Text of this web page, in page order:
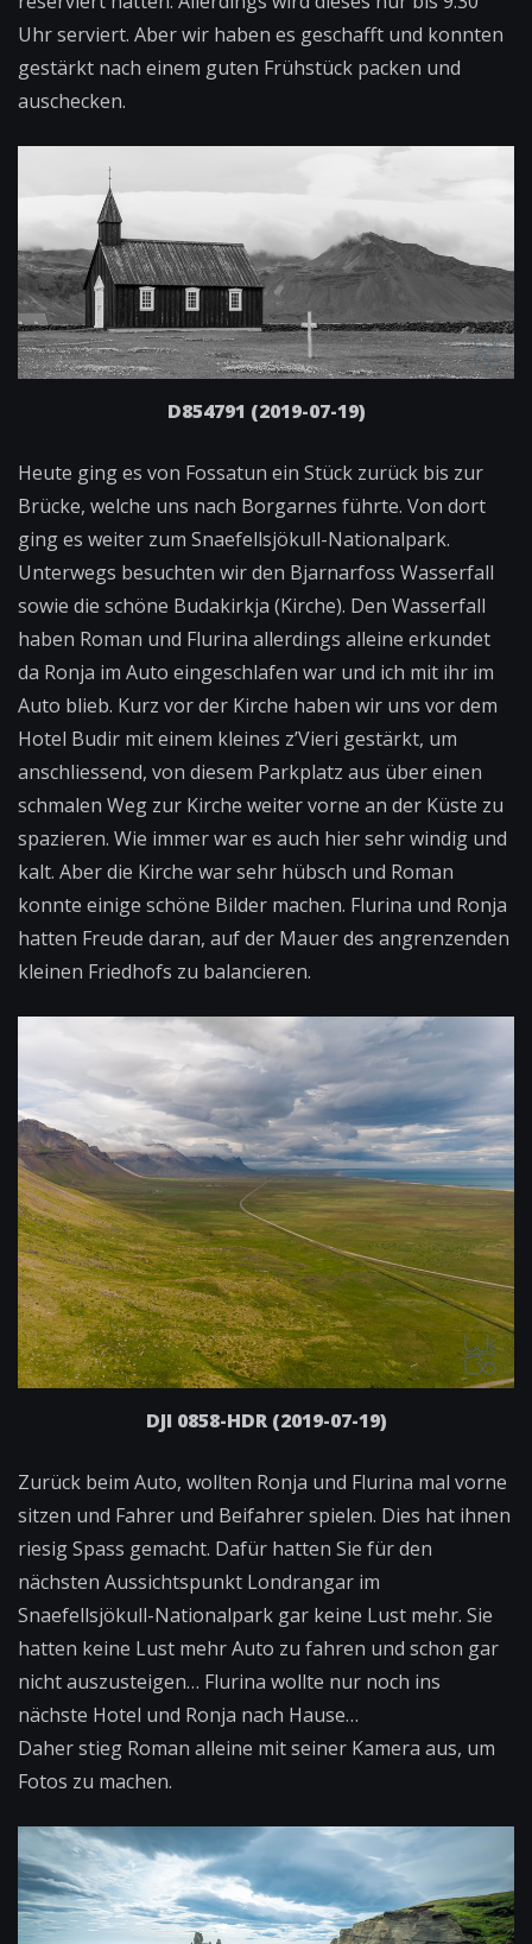
Uhr serviert. Aber wir haben es geschafft und konnten
gestärkt nach einem guten Frühstück packen und
auschecken.
D854791 (2019-07-19)
Heute ging es von Fossatun ein Stück zurück bis zur
Brücke, welche uns nach Borgarnes führte. Von dort
ging es weiter zum Snaefellsjökull-Nationalpark.
Unterwegs besuchten wir den Bjarnarfoss Wasserfall
sowie die schöne Budakirkja (Kirche). Den Wasserfall
haben Roman und Flurina allerdings alleine erkundet
da Ronja im Auto eingeschlafen war und ich mit ihr im
Auto blieb. Kurz vor der Kirche haben wir uns vor dem
Hotel Budir mit einem kleines z’Vieri gestärkt, um
anschliessend, von diesem Parkplatz aus über einen
schmalen Weg zur Kirche weiter vorne an der Küste zu
spazieren. Wie immer war es auch hier sehr windig und
kalt. Aber die Kirche war sehr hübsch und Roman
konnte einige schöne Bilder machen. Flurina und Ronja
hatten Freude daran, auf der Mauer des angrenzenden
kleinen Friedhofs zu balancieren.
DJI 0858-HDR (2019-07-19)
Zurück beim Auto, wollten Ronja und Flurina mal vorne
sitzen und Fahrer und Beifahrer spielen. Dies hat ihnen
riesig Spass gemacht. Dafür hatten Sie für den
nächsten Aussichtspunkt Londrangar im
Snaefellsjökull-Nationalpark gar keine Lust mehr. Sie
hatten keine Lust mehr Auto zu fahren und schon gar
nicht auszusteigen… Flurina wollte nur noch ins
nächste Hotel und Ronja nach Hause…
Daher stieg Roman alleine mit seiner Kamera aus, um
Fotos zu machen.